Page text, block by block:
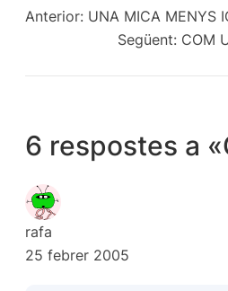
Anterior: UNA MICA MENYS
Següent: COM
6 respostes a
rafa
25 febrer 2005